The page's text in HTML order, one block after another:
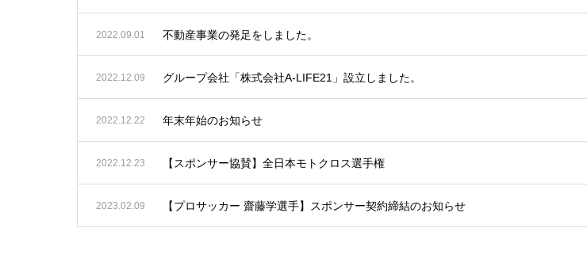
2022.09.01 不動産事業の発足をしました。
2022.12.09 グループ会社「株式会社A-LIFE21」設立しました。
2022.12.22 年末年始のお知らせ
2022.12.23 【スポンサー協賛】全日本モトクロス選手権
2023.02.09 【プロサッカー 齋藤学選手】スポンサー契約締結のお知らせ